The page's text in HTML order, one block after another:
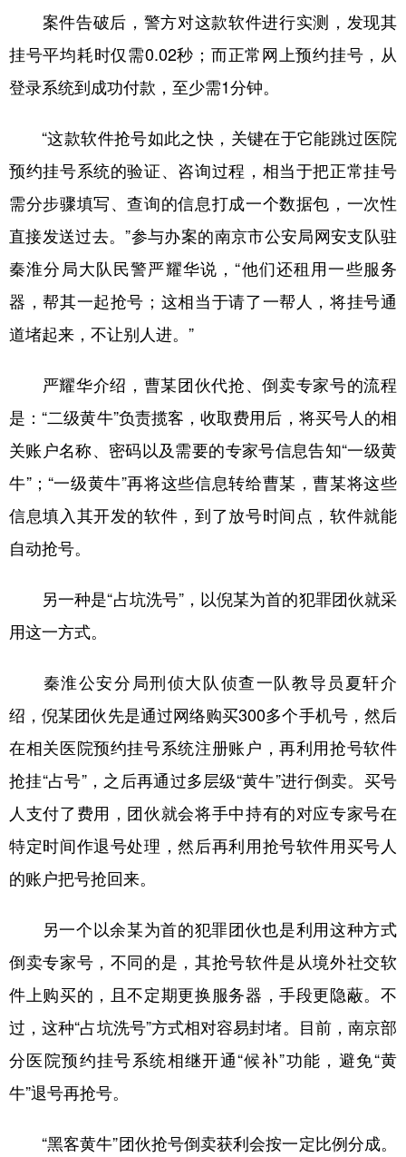
案件告破后，警方对这款软件进行实测，发现其
挂号平均耗时仅需0.02秒；而正常网上预约挂号，从
登录系统到成功付款，至少需1分钟。
“这款软件抢号如此之快，关键在于它能跳过医院
预约挂号系统的验证、咨询过程，相当于把正常挂号
需分步骤填写、查询的信息打成一个数据包，一次性
直接发送过去。”参与办案的南京市公安局网安支队驻
秦淮分局大队民警严耀华说，“他们还租用一些服务
器，帮其一起抢号；这相当于请了一帮人，将挂号通
道堵起来，不让别人进。”
严耀华介绍，曹某团伙代抢、倒卖专家号的流程
是：“二级黄牛”负责揽客，收取费用后，将买号人的相
关账户名称、密码以及需要的专家号信息告知“一级黄
牛”；“一级黄牛”再将这些信息转给曹某，曹某将这些
信息填入其开发的软件，到了放号时间点，软件就能
自动抢号。
另一种是“占坑洗号”，以倪某为首的犯罪团伙就采
用这一方式。
秦淮公安分局刑侦大队侦查一队教导员夏轩介
绍，倪某团伙先是通过网络购买300多个手机号，然后
在相关医院预约挂号系统注册账户，再利用抢号软件
抢挂“占号”，之后再通过多层级“黄牛”进行倒卖。买号
人支付了费用，团伙就会将手中持有的对应专家号在
特定时间作退号处理，然后再利用抢号软件用买号人
的账户把号抢回来。
另一个以余某为首的犯罪团伙也是利用这种方式
倒卖专家号，不同的是，其抢号软件是从境外社交软
件上购买的，且不定期更换服务器，手段更隐蔽。不
过，这种“占坑洗号”方式相对容易封堵。目前，南京部
分医院预约挂号系统相继开通“候补”功能，避免“黄
牛”退号再抢号。
“黑客黄牛”团伙抢号倒卖获利会按一定比例分成。